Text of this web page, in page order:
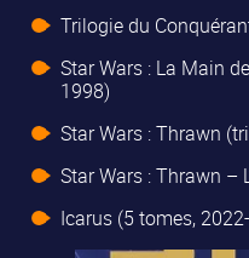
Trilogie du
Star Wars : La Main
1998)
Star Wars : Thrawn
Star Wars : Thrawn –
Icarus (5 tomes,